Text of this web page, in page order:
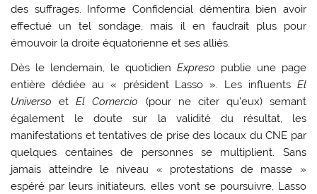
des suffrages. Informe Confidencial démentira bien avoir
effectué un tel sondage, mais il en faudrait plus pour
émouvoir la droite équatorienne et ses alliés.
Dès le lendemain, le quotidien Expreso publie une page
entière dédiée au « président Lasso ». Les influents El
UniversoetEl Comercio (pour ne citer qu’eux) semant
également le doute sur la validité du résultat, les
manifestations et tentatives de prise des locaux du CNE par
quelques centaines de personnes se multiplient. Sans
jamais atteindre le niveau « protestations de masse »
espéré par leurs initiateurs, elles vont se poursuivre, Lasso